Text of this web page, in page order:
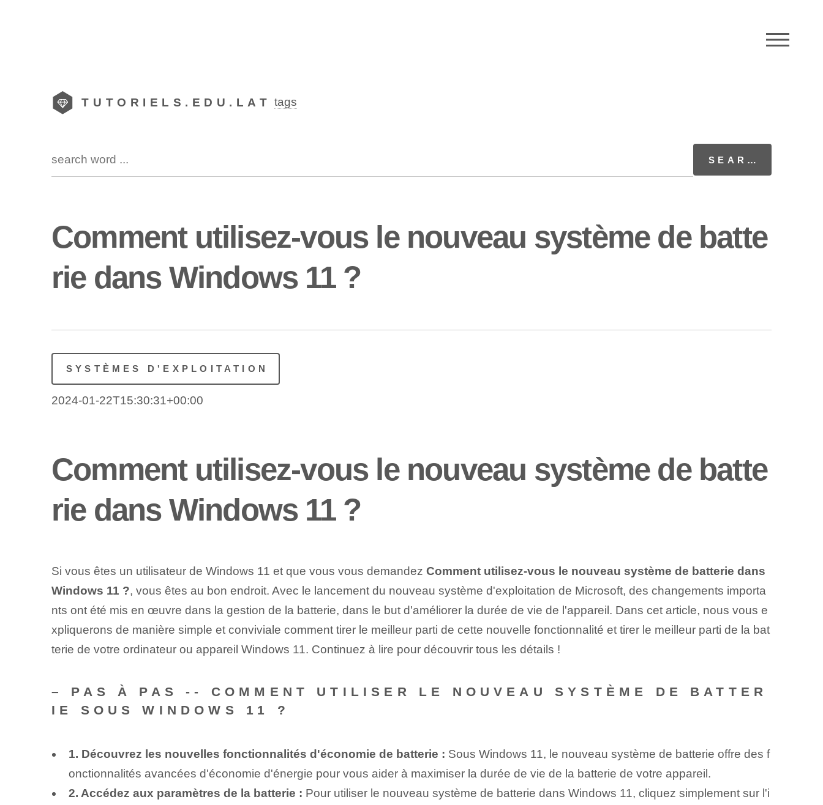
TUTORIELS.EDU.LAT tags
Comment utilisez-vous le nouveau système de batte
rie dans Windows 11 ?
SYSTÈMES D'EXPLOITATION
2024-01-22T15:30:31+00:00
Comment utilisez-vous le nouveau système de batte
rie dans Windows 11 ?
Si vous êtes un utilisateur de Windows 11 et que vous vous demandez Comment utilisez-vous le nouveau système de batterie dans
Windows 11 ?, vous êtes au bon endroit. Avec le lancement du nouveau système d'exploitation de Microsoft, des changements importa
nts ont été mis en œuvre dans la gestion de la batterie, dans le but d'améliorer la durée de vie de l'appareil. Dans cet article, nous vous e
xpliquerons de manière simple et conviviale comment tirer le meilleur parti de cette nouvelle fonctionnalité et tirer le meilleur parti de la bat
terie de votre ordinateur ou appareil Windows 11. Continuez à lire pour découvrir tous les détails !
– PAS À PAS -- COMMENT UTILISER LE NOUVEAU SYSTÈME DE BATTER
IE SOUS WINDOWS 11 ?
1. Découvrez les nouvelles fonctionnalités d'économie de batterie : Sous Windows 11, le nouveau système de batterie offre des f
onctionnalités avancées d'économie d'énergie pour vous aider à maximiser la durée de vie de la batterie de votre appareil.
2. Accédez aux paramètres de la batterie : Pour utiliser le nouveau système de batterie dans Windows 11, cliquez simplement sur l'i